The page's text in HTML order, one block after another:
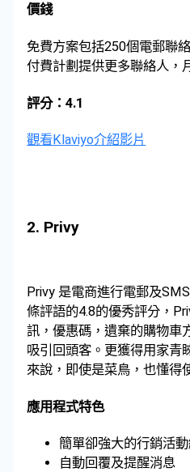
價錢
免費方案包括250個電郵聯
付費計劃提供更多聯絡人，
評分：4.1
觀看Klaviyo介紹影片
2. Privy
Privy 是電商進行電郵及
條評語的4.8的優秀評分，
訊，優惠碼，遺棄的購物車
吸引回頭客。更獲得用家青
來說，即使是菜鳥，也懂得
應用程式特色
簡單卻強大的行銷活
自動回覆及提醒消息